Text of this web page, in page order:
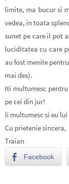
limite, ma bucur si
vedea, in toata
sunet pe care il pot
luciditatea cu care
au fost menite
mai des).
Iti multumesc
pe cei din jur!
Ii multumesc si eu
Cu prietenie sincera,
Traian
Facebook